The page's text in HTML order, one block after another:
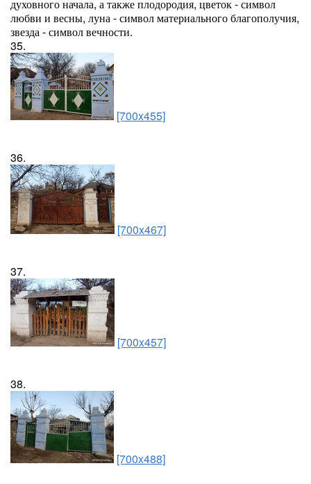
духовного начала, а также плодородия, цветок - символ
любви и весны, луна - символ материального благополучия,
звезда - символ вечности.
35.
[700x455]
36.
[700x467]
37.
[700x457]
38.
[700x488]